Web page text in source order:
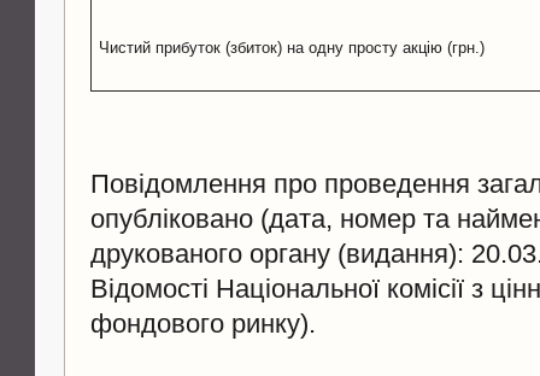
Чистий прибуток (збиток) на одну просту акцію (грн.)
Повідомлення про проведення
опубліковано (дата, номер та
друкованого органу (видання):
Відомості Національної комісії з
фондового ринку).